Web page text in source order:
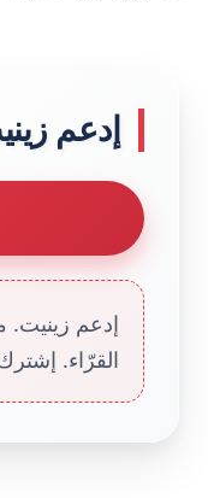
إدعم
إدعم زينيت.
القرّاء.